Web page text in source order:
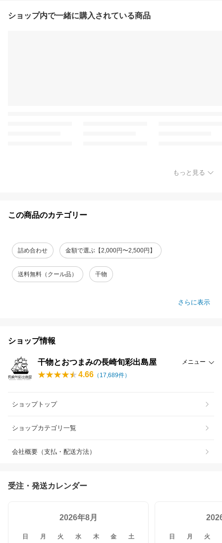
ショップ内で一緒に購入されている商品
もっと見る
この商品のカテゴリー
詰め合わせ 金額で選ぶ【2,000円〜2,500円】
送料無料（クール品） 干物
さらに表示
ショップ情報
干物とおつまみの長崎旬彩出島屋 メニュー
4.66 （ 17,689件）
ショップトップ
ショップカテゴリ一覧
会社概要（支払・配送方法）
受注・発送カレンダー
2026年8月
日 月 火 水 木 金 土 日 月 火